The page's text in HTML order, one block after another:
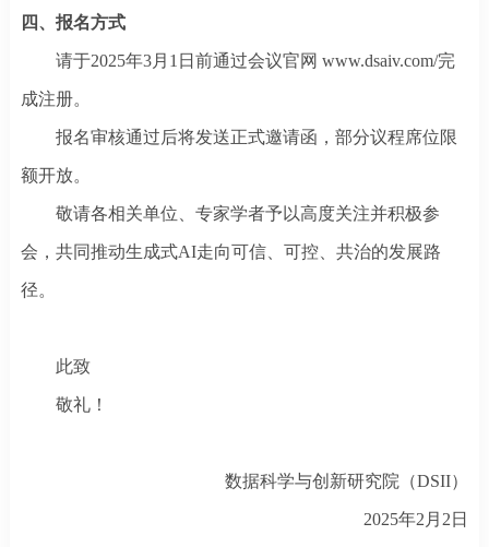
四、报名方式
请于2025年3月 1 日前通过会议官网 www.dsaiv.com/完
成注册。
报名审核通过后将发送正式邀请函，部分议程席位限
额开放。
敬请各相关单位、专家学者予以高度关注并积极参
会，共同推动生成式AI走向可信、可控、共治的发展路
径。
此致
敬礼！
数据科学与创新研究院（DSII）
2025年2月 2 日